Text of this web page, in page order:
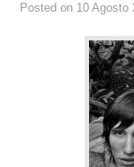
Posted on 10 Agosto